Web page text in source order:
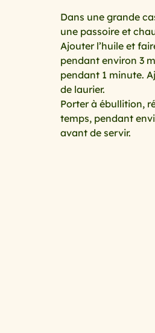
Dans une grande
une passoire et
Ajouter l’huile et
pendant environ 3
pendant 1 minute.
de laurier.
Porter à ébullition,
temps, pendant
avant de servir.